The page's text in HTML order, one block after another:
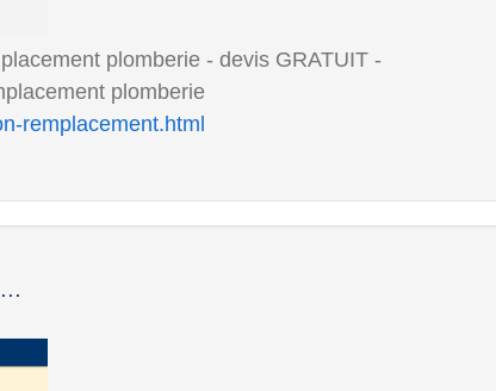
plomberie - devis GRATUIT -
plomberie
remplacement.html